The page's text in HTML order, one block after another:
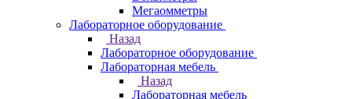
Мегаомметры
Лабораторное оборудование
Назад
Лабораторное оборудование
Лабораторная мебель
Назад
Лабораторная мебель